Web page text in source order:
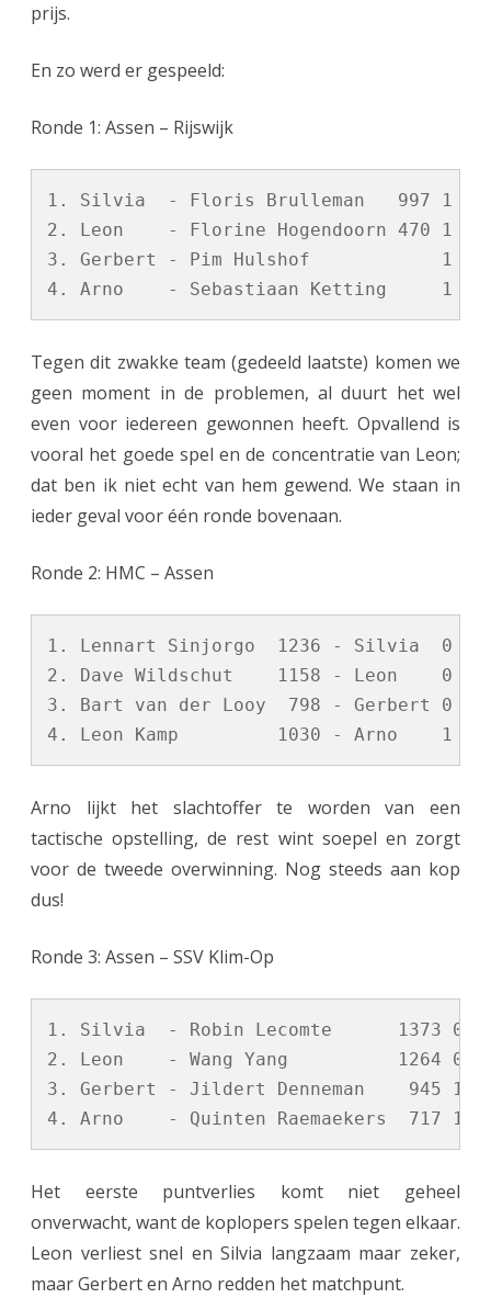
a
l
k
1
0
i
prijs.
En zo werd er gespeeld:
Ronde 1: Assen – Rijswijk
1. Silvia  - Floris Brulleman   997 1 -
2. Leon    - Florine Hogendoorn 470 1 -
3. Gerbert - Pim Hulshof            1 -
Tegen dit zwakke team (gedeeld laatste) komen we
geen moment in de problemen, al duurt het wel
even voor iedereen gewonnen heeft. Opvallend is
vooral het goede spel en de concentratie van Leon;
dat ben ik niet echt van hem gewend. We staan in
ieder geval voor één ronde bovenaan.
Ronde 2: HMC – Assen
1. Lennart Sinjorgo  1236 - Silvia  0 -
2. Dave Wildschut    1158 - Leon    0 -
3. Bart van der Looy  798 - Gerbert 0 -
Arno lijkt het slachtoffer te worden van een
tactische opstelling, de rest wint soepel en zorgt
voor de tweede overwinning. Nog steeds aan kop
dus!
Ronde 3: Assen – SSV Klim-Op
1. Silvia  - Robin Lecomte      1373 0 -
2. Leon    - Wang Yang          1264 0 -
3. Gerbert - Jildert Denneman    945 1 -
Het eerste puntverlies komt niet geheel
onverwacht, want de koplopers spelen tegen elkaar.
Leon verliest snel en Silvia langzaam maar zeker,
maar Gerbert en Arno redden het matchpunt.